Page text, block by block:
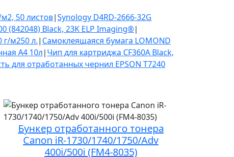
50 листов|Synology D4RD-2666-32G
(842048) Black, 23K ELP Imaging®|
г/м250 л.| Самоклеящаяся бумага LOMOND
А4 10л| Чип для картриджа CF360A Black,
для отработанных чернил EPSON T7240
Бункер отработанного тонера
Canon iR-1730/1740/1750/Adv
400i/500i (FM4-8035)